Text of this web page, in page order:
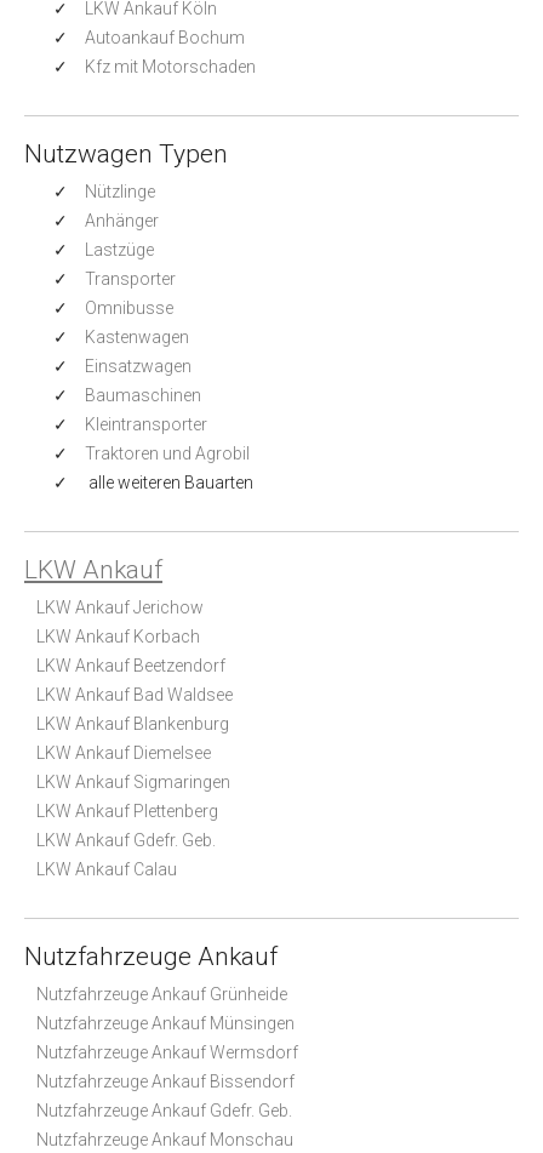
LKW Ankauf Köln
Autoankauf Bochum
Kfz mit Motorschaden
Nutzwagen Typen
Nützlinge
Anhänger
Lastzüge
Transporter
Omnibusse
Kastenwagen
Einsatzwagen
Baumaschinen
Kleintransporter
Traktoren und Agrobil
alle weiteren Bauarten
LKW Ankauf
LKW Ankauf Jerichow
LKW Ankauf Korbach
LKW Ankauf Beetzendorf
LKW Ankauf Bad Waldsee
LKW Ankauf Blankenburg
LKW Ankauf Diemelsee
LKW Ankauf Sigmaringen
LKW Ankauf Plettenberg
LKW Ankauf Gdefr. Geb.
LKW Ankauf Calau
Nutzfahrzeuge Ankauf
Nutzfahrzeuge Ankauf Grünheide
Nutzfahrzeuge Ankauf Münsingen
Nutzfahrzeuge Ankauf Wermsdorf
Nutzfahrzeuge Ankauf Bissendorf
Nutzfahrzeuge Ankauf Gdefr. Geb.
Nutzfahrzeuge Ankauf Monschau